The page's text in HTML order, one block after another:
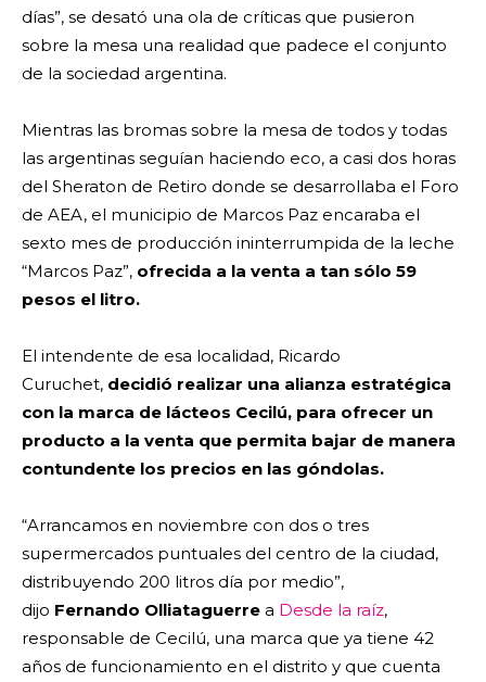
días”, se desató una ola de críticas que pusieron
sobre la mesa una realidad que padece el conjunto
de la sociedad argentina.
Mientras las bromas sobre la mesa de todos y todas
las argentinas seguían haciendo eco, a casi dos horas
del Sheraton de Retiro donde se desarrollaba el Foro
de AEA, el municipio de Marcos Paz encaraba el
sexto mes de producción ininterrumpida de la leche
“Marcos Paz”, ofrecida a la venta a tan sólo 59
pesos el litro.
El intendente de esa localidad, Ricardo
Curuchet, decidió realizar una alianza estratégica
con la marca de lácteos Cecilú, para ofrecer un
producto a la venta que permita bajar de manera
contundente los precios en las góndolas.
“Arrancamos en noviembre con dos o tres
supermercados puntuales del centro de la ciudad,
distribuyendo 200 litros día por medio”,
dijo Fernando Olliataguerre a Desde la raíz,
responsable de Cecilú, una marca que ya tiene 42
años de funcionamiento en el distrito y que cuenta